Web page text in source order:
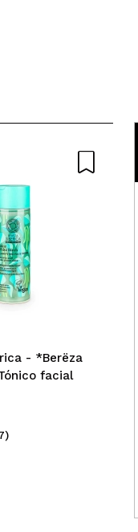
- *Berëza
facial